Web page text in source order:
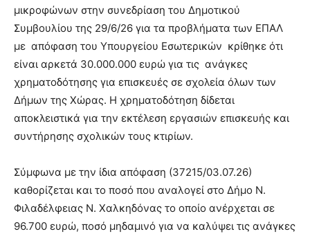
μικροφώνων στην συνεδρίαση του Δημοτικού
Συμβουλίου της 29/6/26 για τα προβλήματα των ΕΠΑΛ
με απόφαση του Υπουργείου Εσωτερικών κρίθηκε ότι
είναι αρκετά 30.000.000 ευρώ για τις ανάγκες
χρηματοδότησης για επισκευές σε σχολεία όλων των
Δήμων της Χώρας. Η χρηματοδότηση δίδεται
αποκλειστικά για την εκτέλεση εργασιών επισκευής και
συντήρησης σχολικών τους κτιρίων.
Σύμφωνα με την ίδια απόφαση (37215/03.07.26)
καθορίζεται και το ποσό που αναλογεί στο Δήμο Ν.
Φιλαδέλφειας Ν. Χαλκηδόνας το οποίο ανέρχεται σε
96.700 ευρώ, ποσό μηδαμινό για να καλύψει τις ανάγκες